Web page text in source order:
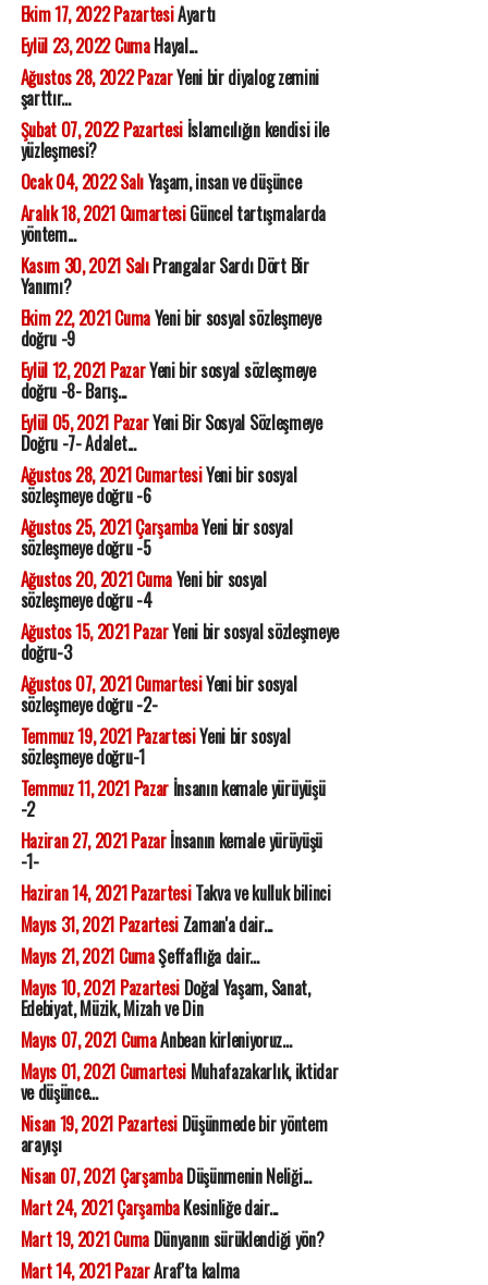
Ekim 17, 2022 PazartesiAyartı
Eylül 23, 2022 CumaHayal...
Ağustos 28, 2022 PazarYeni bir diyalog zemini
şarttır...
Şubat 07, 2022 Pazartesiİslamcılığın kendisi ile
yüzleşmesi?
Ocak 04, 2022 SalıYaşam, insan ve düşünce
Aralık 18, 2021 CumartesiGüncel tartışmalarda
yöntem...
Kasım 30, 2021 SalıPrangalar Sardı Dört Bir
Yanımı?
Ekim 22, 2021 CumaYeni bir sosyal sözleşmeye
doğru -9
Eylül 12, 2021 PazarYeni bir sosyal sözleşmeye
doğru -8- Barış...
Eylül 05, 2021 PazarYeni Bir Sosyal Sözleşmeye
Doğru -7- Adalet...
Ağustos 28, 2021 CumartesiYeni bir sosyal
sözleşmeye doğru -6
Ağustos 25, 2021 ÇarşambaYeni bir sosyal
sözleşmeye doğru -5
Ağustos 20, 2021 CumaYeni bir sosyal
sözleşmeye doğru -4
Ağustos 15, 2021 PazarYeni bir sosyal sözleşmeye
doğru-3
Ağustos 07, 2021 CumartesiYeni bir sosyal
sözleşmeye doğru -2-
Temmuz 19, 2021 PazartesiYeni bir sosyal
sözleşmeye doğru-1
Temmuz 11, 2021 Pazarİnsanın kemale yürüyüşü
-2
Haziran 27, 2021 Pazarİnsanın kemale yürüyüşü
-1-
Haziran 14, 2021 PazartesiTakva ve kulluk bilinci
Mayıs 31, 2021 PazartesiZaman'a dair...
Mayıs 21, 2021 CumaŞeffaflığa dair...
Mayıs 10, 2021 PazartesiDoğal Yaşam, Sanat,
Edebiyat, Müzik, Mizah ve Din
Mayıs 07, 2021 CumaAnbean kirleniyoruz...
Mayıs 01, 2021 CumartesiMuhafazakarlık, iktidar
ve düşünce...
Nisan 19, 2021 PazartesiDüşünmede bir yöntem
arayışı
Nisan 07, 2021 ÇarşambaDüşünmenin Neliği...
Mart 24, 2021 ÇarşambaKesinliğe dair...
Mart 19, 2021 CumaDünyanın sürüklendiği yön?
Mart 14, 2021 PazarAraf'ta kalma